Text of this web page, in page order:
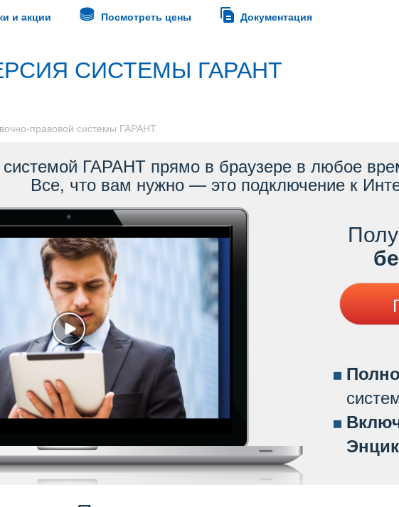
и акции Посмотреть цены Документация
СИСТЕМЫ ГАРАНТ
правовой системы ГАРАНТ
ГАРАНТ прямо в браузере в любое
се, что вам нужно — это подключение к